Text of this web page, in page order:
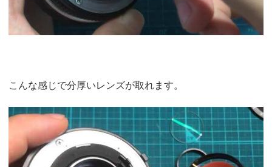
こんな感じで分厚いレンズが取れます。